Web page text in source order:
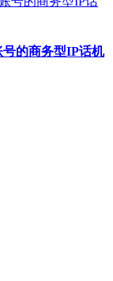
号的商务型IP话机